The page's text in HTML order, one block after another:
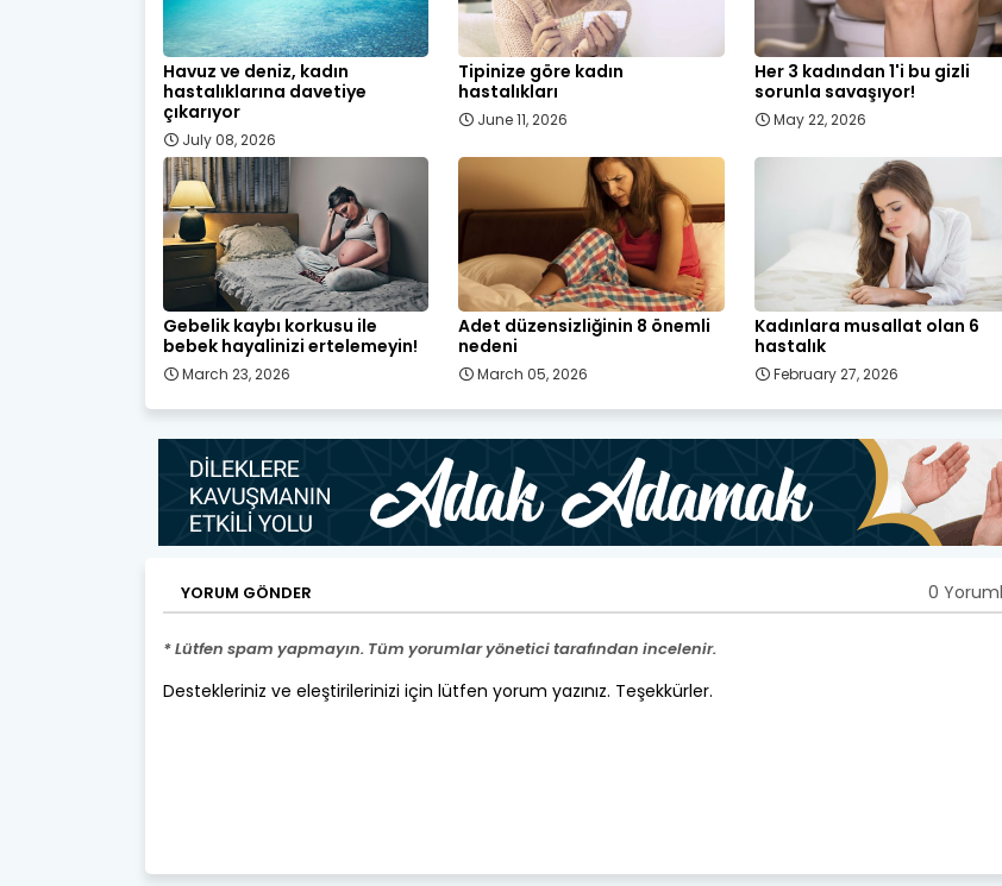
Havuz ve deniz, kadın
hastalıklarına davetiye
çıkarıyor
July 08, 2026
Tipinize göre kadın
hastalıkları
June 11, 2026
Her 3 kadından 1'i bu gizli
sorunla savaşıyor!
May 22, 2026
Gebelik kaybı korkusu ile
bebek hayalinizi ertelemeyin!
March 23, 2026
Adet düzensizliğinin 8 önemli
nedeni
March 05, 2026
Kadınlara musallat olan 6
hastalık
February 27, 2026
YORUM GÖNDER 0
* Lütfen spam yapmayın. Tüm yorumlar yönetici tarafından incelenir.
Destekleriniz ve eleştirilerinizi için lütfen yorum yazınız. Teşekkürler.